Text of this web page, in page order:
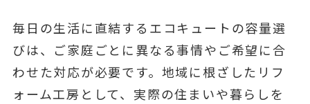
毎日の生活に直結するエコキュートの容量選
びは、ご家庭ごとに異なる事情やご希望に合
わせた対応が必要です。地域に根ざしたリフ
ォーム工房として、実際の住まいや暮らしを